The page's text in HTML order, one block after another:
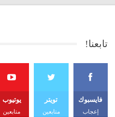
تابعنا!
فايسبوك
إعجاب
تويتر
متابعين
يوتيوب
متابعين